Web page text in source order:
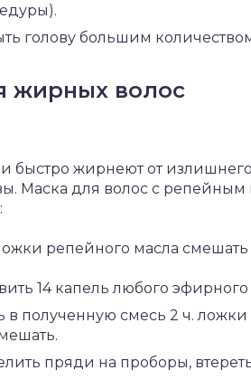
голову большим
жирных волос
быстро жирнеют от
Маска для волос с
репейного масла
14 капель любого
в полученную смесь 2 ч.
пряди на проборы,